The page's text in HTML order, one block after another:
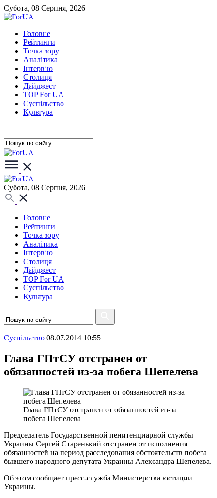
Субота, 08 Серпня, 2026
Головне
Рейтинги
Точка зору
Аналітика
Інтерв’ю
Столиця
Дайджест
TOP For UA
Суспiльство
Культура
Субота, 08 Серпня, 2026
Головне
Рейтинги
Точка зору
Аналітика
Інтерв’ю
Столиця
Дайджест
TOP For UA
Суспiльство
Культура
Суспiльство 08.07.2014 10:55
Глава ГПтСУ отстранен от
обязанностей из-за побега Шепелева
Глава ГПтСУ отстранен от обязанностей из-за
побега Шепелева
Председатель Государственной пенитенциарной службы
Украины Сергей Старенький отстранен от исполнения
обязанностей на период расследования обстоятельств побега
бывшего народного депутата Украины Александра Шепелева.
Об этом сообщает пресс-служба Министерства юстиции
Украины.